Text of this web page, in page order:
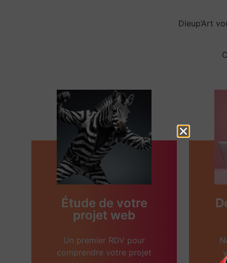
Dieup’Art
Étude de votre
projet web
Un premier RDV pour
comprendre votre projet